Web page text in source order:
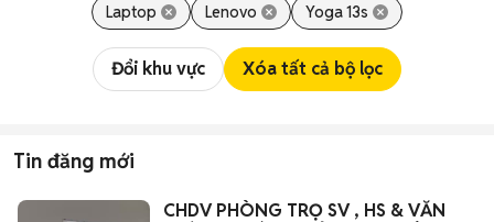
Laptop Lenovo Yoga 13s
Đổi khu vực Xóa tất cả bộ lọc
Tin đăng mới
CHDV PHÒNG TRỌ SV , HS & VĂN